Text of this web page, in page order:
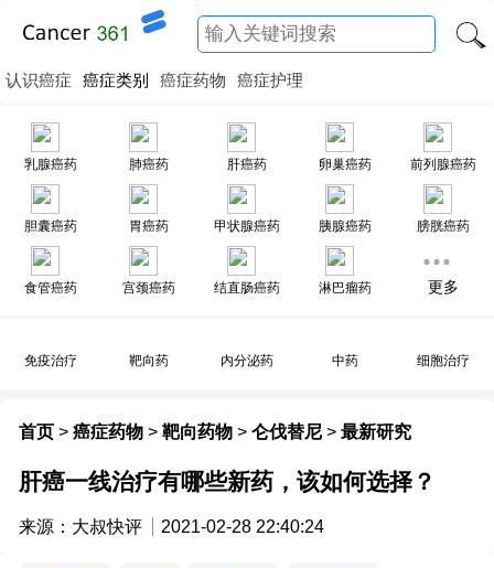
认识癌症 癌症类别 癌症药物 癌症护理
乳腺癌药 肺癌药 肝癌药 卵巢癌药 前列腺癌药
胆囊癌药 胃癌药 甲状腺癌药 胰腺癌药 膀胱癌药
食管癌药 宫颈癌药 结直肠癌药 淋巴瘤药 更多
免疫治疗 靶向药 内分泌药 中药 细胞治疗
首页 > 癌症药物 > 靶向药物 > 仑伐替尼 > 最新研究
肝癌一线治疗有哪些新药，该如何选择？
来源：大叔快评 2021-02-28 22:40:24